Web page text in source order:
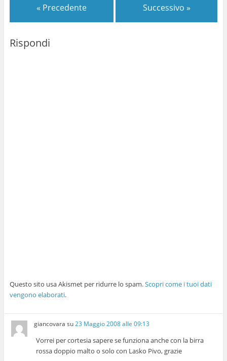
« Precedente Successivo »
Rispondi
Questo sito usa Akismet per ridurre lo spam.Scopri come i tuoi dati
vengono elaborati.
giancovara su23 Maggio 2008 alle 09:13
Vorrei per cortesia sapere se funziona anche con la birra
rossa doppio malto o solo con Lasko Pivo, grazie